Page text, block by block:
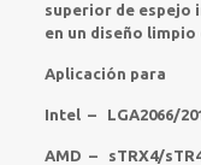
superior de espejo
en un diseño
Aplicación para
Intel – LGA2066/
AMD – sTRX4/